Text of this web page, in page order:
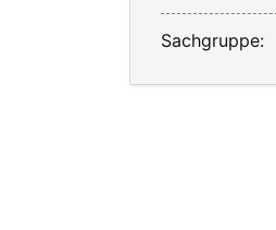
Sachgruppe: